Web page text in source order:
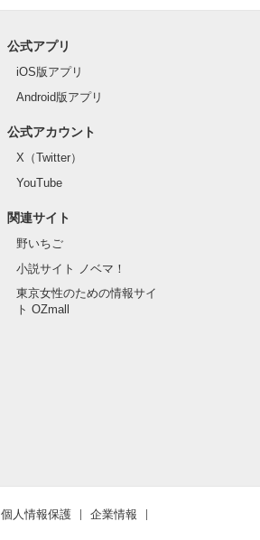
公式アプリ
iOS版アプリ
Android版アプリ
公式アカウント
X（Twitter）
YouTube
関連サイト
野いちご
小説サイト ノベマ！
東京女性のための情報サイ
ト OZmall
個人情報保護 企業情報